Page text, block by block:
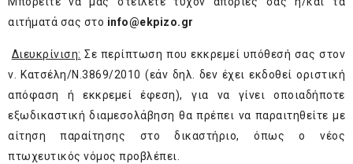
αιτήματά σας στο info@ekpizo.gr
Διευκρίνιση: Σε περίπτωση που εκκρεμεί υπόθεσή σας στον
ν. Κατσέλη/Ν.3869/2010 (εάν δηλ. δεν έχει εκδοθεί οριστική
απόφαση ή εκκρεμεί έφεση), για να γίνει οποιαδήποτε
εξωδικαστική διαμεσολάβηση θα πρέπει να παραιτηθείτε με
αίτηση παραίτησης στο δικαστήριο, όπως ο νέος
πτωχευτικός νόμος προβλέπει.